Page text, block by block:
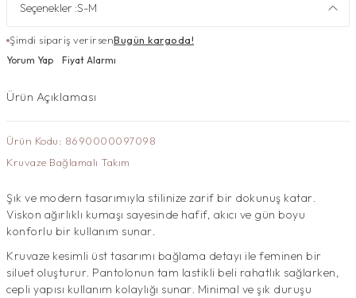
Seçenekler :S-M
Şimdi sipariş verirsenBugün kargoda!
Yorum Yap Fiyat Alarmı
Ürün Açıklaması
Ürün Kodu: 8690000097098
Kruvaze Bağlamalı Takım
Şık ve modern tasarımıyla stilinize zarif bir dokunuş katar.
Viskon ağırlıklı kumaşı sayesinde hafif, akıcı ve gün boyu
konforlu bir kullanım sunar.
Kruvaze kesimli üst tasarımı bağlama detayı ile feminen bir
siluet oluşturur. Pantolonun tam lastikli beli rahatlık sağlarken,
cepli yapısı kullanım kolaylığı sunar. Minimal ve şık duruşu